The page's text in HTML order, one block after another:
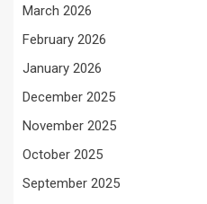
March 2026
February 2026
January 2026
December 2025
November 2025
October 2025
September 2025